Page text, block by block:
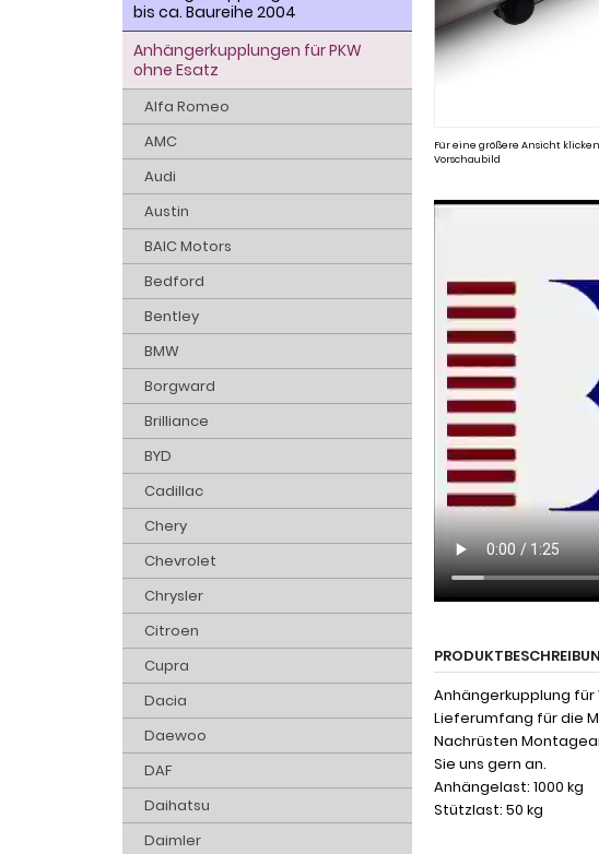
Für eine größere Ansicht klicken
Vorschaubild
Anhängerkupplung für
Lieferumfang für die
Nachrüsten
Sie uns gern an.
Anhängelast: 1000 kg
Stützlast: 50 kg
bis ca. Baureihe 2004
Anhängerkupplungen für PKW
ohne Esatz
Alfa Romeo
AMC
Audi
Austin
BAIC Motors
Bedford
Bentley
BMW
Borgward
Brilliance
BYD
Cadillac
Chery
Chevrolet
Chrysler
Citroen
Cupra
Dacia
Daewoo
DAF
Daihatsu
Daimler